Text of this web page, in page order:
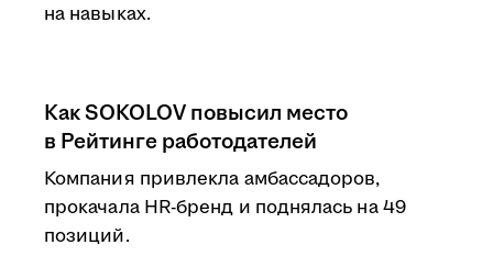
на навыках.
Как SOKOLOV повысил место
в Рейтинге работодателей
Компания привлекла амбассадоров,
прокачала HR-бренд и поднялась на 49
позиций.